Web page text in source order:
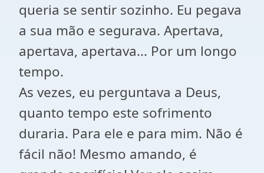
queria se sentir sozinho. Eu pegava
a sua mão e segurava. Apertava,
apertava, apertava... Por um longo
tempo.
As vezes, eu perguntava a Deus,
quanto tempo este sofrimento
duraria. Para ele e para mim. Não é
fácil não! Mesmo amando, é